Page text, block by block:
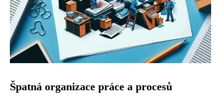
Špatná organizace práce a procesů